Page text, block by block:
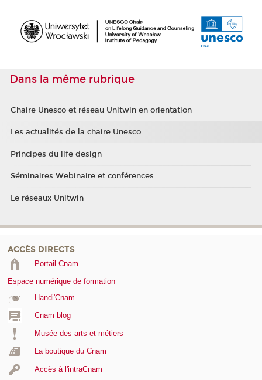
Dans la même rubrique
Chaire Unesco et réseau Unitwin en orientation
Les actualités de la chaire Unesco
Principes du life design
Séminaires Webinaire et conférences
Le réseaux Unitwin
ACCÈS DIRECTS
Portail Cnam
Espace numérique de formation
Handi'Cnam
Cnam blog
Musée des arts et métiers
La boutique du Cnam
Accès à l'intraCnam